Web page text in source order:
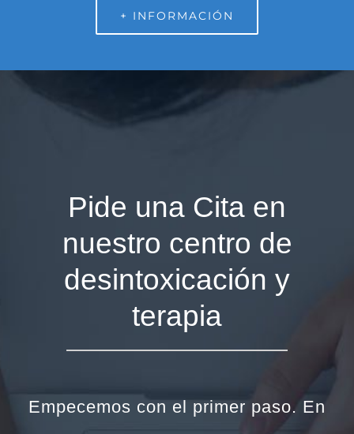
+ INFORMACIÓN
Pide una Cita en
nuestro centro de
desintoxicación y
terapia
Empecemos con el primer paso. En